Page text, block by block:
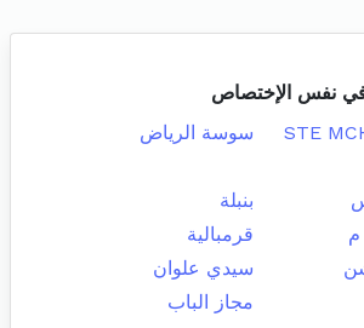
نفس الإختصاص
STE
سوسة الرياض
بنبلة
قرمبالية
سيدي علوان
مجاز الباب